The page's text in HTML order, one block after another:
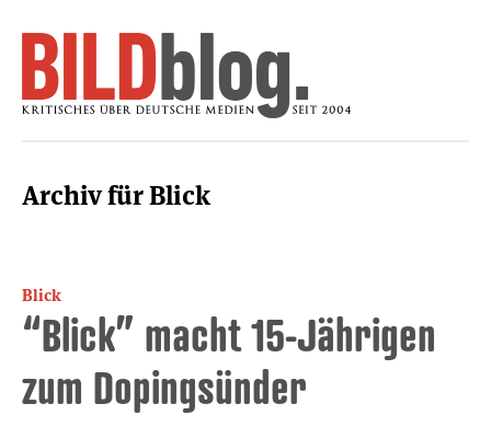
Archiv für Blick
Blick
“Blick” macht 15-Jährigen
zum Dopingsünder